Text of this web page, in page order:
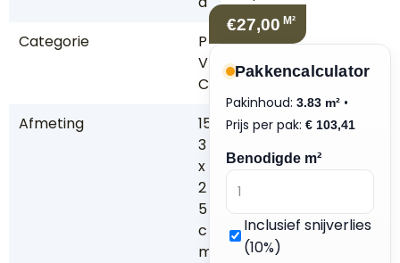
Categorie
P
V
C
Afmeting
15
3
x
2
5
c
m
€27,00 M²
Pakkencalculator
Pakinhoud: 3.83 m² •
Prijs per pak: € 103,41
Benodigde m²
Inclusief snijverlies
(10%)